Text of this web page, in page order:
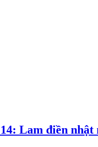
Lam điền nhật